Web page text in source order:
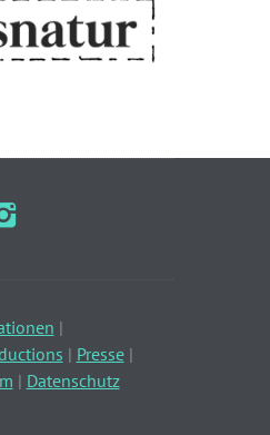
|
| Presse|
| Datenschutz